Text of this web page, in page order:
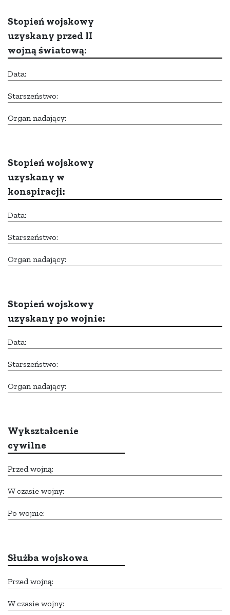
Stopień wojskowy
uzyskany przed II
wojną światową:
Data:
Starszeństwo:
Organ nadający:
Stopień wojskowy
uzyskany w
konspiracji:
Data:
Starszeństwo:
Organ nadający:
Stopień wojskowy
uzyskany po wojnie:
Data:
Starszeństwo:
Organ nadający:
Wykształcenie
cywilne
Przed wojną:
W czasie wojny:
Po wojnie:
Służba wojskowa
Przed wojną:
W czasie wojny: